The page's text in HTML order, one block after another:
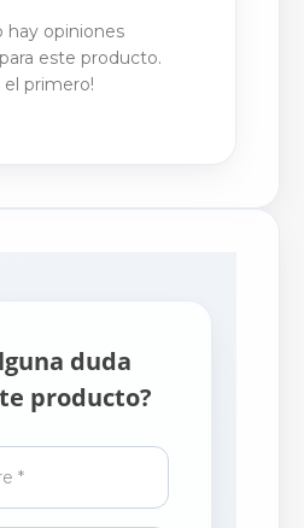
hay opiniones
este producto.
el primero!
duda
producto?